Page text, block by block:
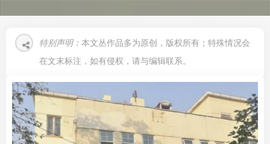
特别声明： 本文丛作品多为原创，版权所有；特殊情况会
在文末标注，如有侵权，请与编辑联系。